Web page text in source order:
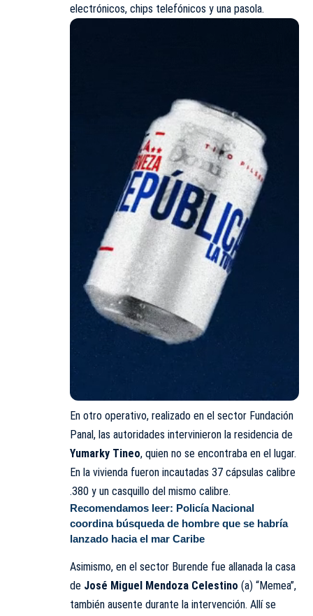
electrónicos, chips telefónicos y una pasola.
En otro operativo, realizado en el sector Fundación
Panal, las autoridades intervinieron la residencia de
Yumarky Tineo, quien no se encontraba en el lugar.
En la vivienda fueron incautadas 37 cápsulas calibre
.380 y un casquillo del mismo calibre.
Recomendamos leer: Policía Nacional
coordina búsqueda de hombre que se habría
lanzado hacia el mar Caribe
Asimismo, en el sector Burende fue allanada la casa
de José Miguel Mendoza Celestino (a) “Memea”,
también ausente durante la intervención. Allí se